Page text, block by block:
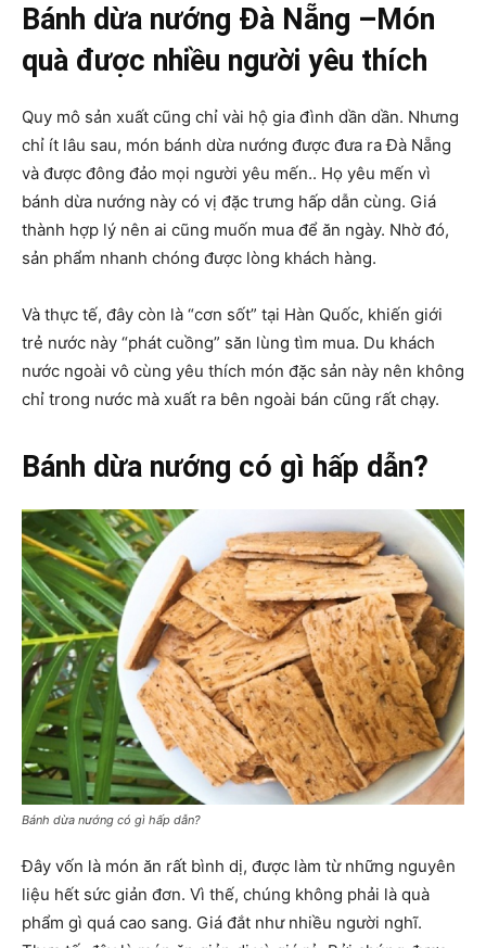
Bánh dừa nướng Đà Nẵng –Món
quà được nhiều người yêu thích
Quy mô sản xuất cũng chỉ vài hộ gia đình dần dần. Nhưng
chỉ ít lâu sau, món bánh dừa nướng được đưa ra Đà Nẵng
và được đông đảo mọi người yêu mến.. Họ yêu mến vì
bánh dừa nướng này có vị đặc trưng hấp dẫn cùng. Giá
thành hợp lý nên ai cũng muốn mua để ăn ngày. Nhờ đó,
sản phẩm nhanh chóng được lòng khách hàng.
Và thực tế, đây còn là “cơn sốt” tại Hàn Quốc, khiến giới
trẻ nước này “phát cuồng” săn lùng tìm mua. Du khách
nước ngoài vô cùng yêu thích món đặc sản này nên không
chỉ trong nước mà xuất ra bên ngoài bán cũng rất chạy.
Bánh dừa nướng có gì hấp dẫn?
Bánh dừa nướng có gì hấp dẫn?
Đây vốn là món ăn rất bình dị, được làm từ những nguyên
liệu hết sức giản đơn. Vì thế, chúng không phải là quà
phẩm gì quá cao sang. Giá đắt như nhiều người nghĩ.